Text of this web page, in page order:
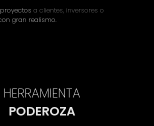
a clientes, inversores o
gran realismo.
HERRAMIENTA
PODEROZA